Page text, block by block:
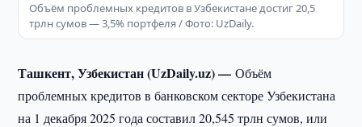
Объём проблемных кредитов в Узбекистане достиг 20,5
трлн сумов — 3,5% портфеля / Фото: UzDaily.
Ташкент, Узбекистан (UzDaily.uz) —Объём
проблемных кредитов в банковском секторе Узбекистана
на 1 декабря 2025 года составил 20,545 трлн сумов, или